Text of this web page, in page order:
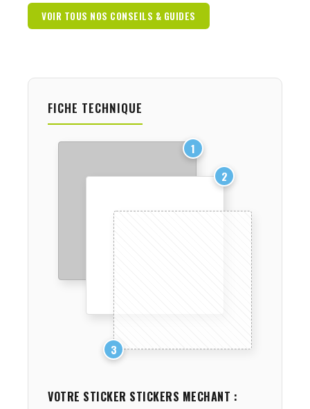
VOIR TOUS NOS CONSEILS & GUIDES
FICHE TECHNIQUE
1
2
3
VOTRE STICKER STICKERS MECHANT :